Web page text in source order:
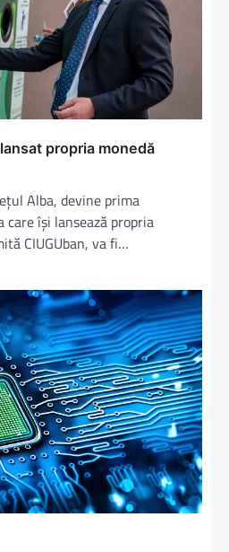
propria monedă
Alba, devine prima
își lansează propria
CIUGUban, va fi…